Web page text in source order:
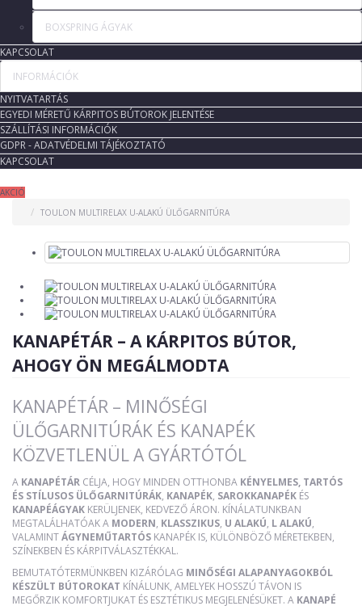
BOXSPRING ÁGYAK
KAPCSOLAT
INFORMÁCIÓK
NYITVATARTÁS
EGYEDI MÉRETŰ KÁRPITOS BÚTOROK JELENTÉSE
SZÁLLÍTÁSI INFORMÁCIÓK
GDPR - ADATVÉDELMI TÁJÉKOZTATÓ
KAPCSOLAT
AKCIÓ
TOULON MULTIRELAX U-ALAKÚ ÜLŐGARNITÚRA
KANAPÉTÁR – A KÁRPITOS BÚTOR,
AHOGY ÖN MEGÁLMODTA
KANAPÉTÁR – MINŐSÉGI
ÜLŐGARNITÚRÁK ÉS KANAPÉK
KÖZVETLENÜL A GYÁRTÓTÓL
A KANAPÉTÁR CÉLJA, HOGY MINDEN OTTHONBA KÉNYELMES, TARTÓS
ÉS STÍLUSOS ÜLŐGARNITÚRÁK, KANAPÉK, SAROKKANAPÉK ÉS
KANAPÉÁGYAK KERÜLJENEK, KEDVEZŐ ÁRON. KÍNÁLATUNKBAN
MEGTALÁLHATÓAK A MODERN, KLASSZIKUS, U ALAKÚ, L ALAKÚ,
VALAMINTÁGYNEMŰTARTÓS KANAPÉK IS, KÜLÖNBÖZŐ MÉRETEKBEN,
SZÍNEKBEN ÉS KÁRPITVÁLASZTÉKKAL.
BEMUTATÓTERMÜNKBEN KIZÁRÓLAG MINŐSÉGI ALAPANYAGOKBÓL
KÉSZÜLT BÚTOROKAT KÍNÁLUNK, AMELYEK HOSSZÚ TÁVON IS
MEGŐRZIK KOMFORTJUKAT ÉS ESZTÉTIKUS MEGJELENÉSÜKET. A KANAPÉ